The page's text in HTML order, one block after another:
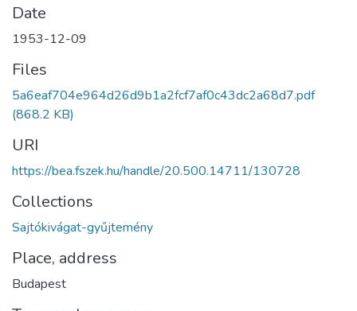
Date
1953-12-09
Files
5a6eaf704e964d26d9b1a2fcf7af0c43dc2a68d7.pdf
(868.2 KB)
URI
https://bea.fszek.hu/handle/20.500.14711/130728
Collections
Sajtókivágat-gyűjtemény
Place, address
Budapest